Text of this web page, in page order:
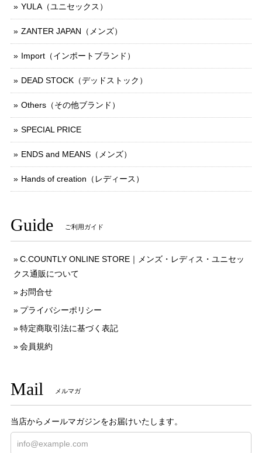
YULA（ユニセックス）
ZANTER JAPAN（メンズ）
Import（インポートブランド）
DEAD STOCK（デッドストック）
Others（その他ブランド）
SPECIAL PRICE
ENDS and MEANS（メンズ）
Hands of creation（レディース）
Guide ご利用ガイド
C.COUNTLY ONLINE STORE｜メンズ・レディス・ユニセッ
クス通販について
お問合せ
プライバシーポリシー
特定商取引法に基づく表記
会員規約
Mail メルマガ
当店からメールマガジンをお届けいたします。